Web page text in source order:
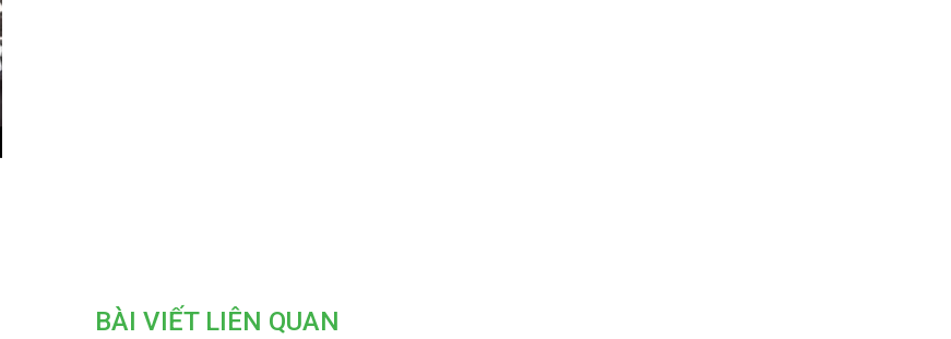
BÀI VIẾT LIÊN QUAN